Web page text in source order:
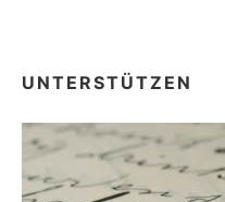
UNTERSTÜTZEN